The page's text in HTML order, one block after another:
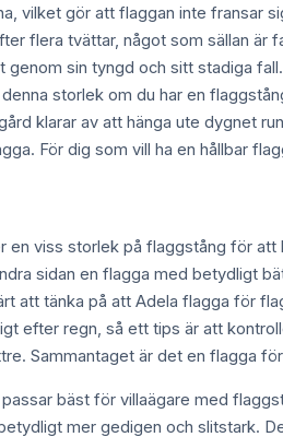
vilket gör att flaggan inte fransar
flera tvättar, något som sällan
sin tyngd och sitt stadiga
storlek om du har en
klarar av att hänga ute dygnet
För dig som vill ha en hållbar
viss storlek på flaggstång för
sidan en flagga med betydligt
att tänka på att Adela flagga för
efter regn, så ett tips är att
Sammantaget är det en flagga
bäst för villaägare med
mer gedigen och slitstark.